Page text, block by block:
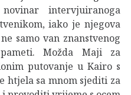
intervjuiranoga
iako je njegova
samo van znanstvenog
Možda Maji za
putovanje u Kairo s
htjela sa mnom sjediti za